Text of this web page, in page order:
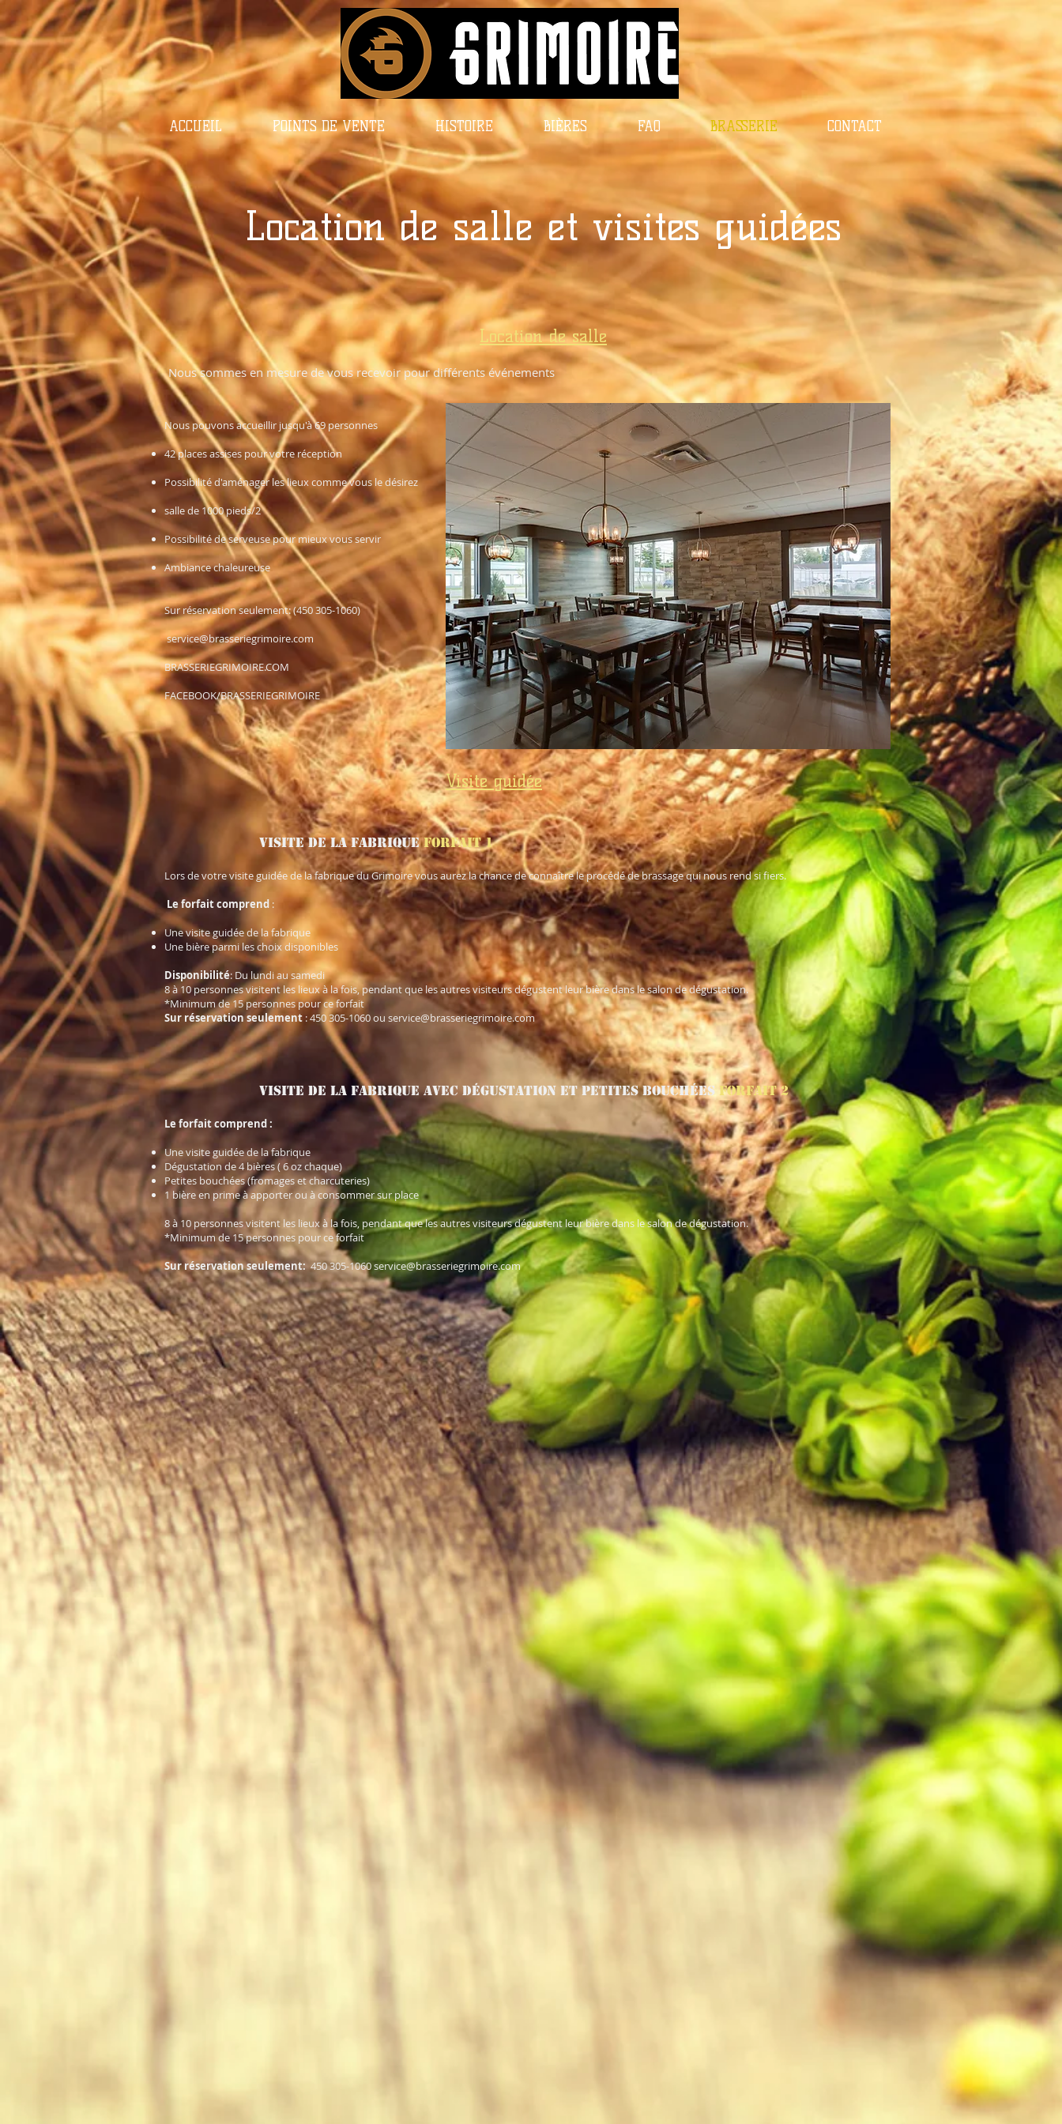
ACCUEIL POINTS DE VENTE HISTOIRE BIÈRES FAQ BRASSERIE CONTACT
Location de salle et visites guidées
Location de salle
Nous sommes en mesure de vous recevoir pour différents événements
Nous pouvons accueillir jusqu'à 69 personnes
42 places assises pour votre réception
Possibilité d'aménager les lieux comme vous le désirez
salle de 1000 pieds/2
Possibilité de serveuse pour mieux vous servir
Ambiance chaleureuse
Sur réservation seulement: (450 305-1060)
service@brasseriegrimoire.com
BRASSERIEGRIMOIRE.COM
FACEBOOK/BRASSERIEGRIMOIRE
Visite de la fabriqueForfait 1
Lors de votre visite guidée de la fabrique du Grimoire vous aurez la chance de connaître le procédé de brassage qui nous rend si fiers.
Le forfait comprend :
Une visite guidée de la fabrique
Une bière parmi les choix disponibles
Disponibilité: Du lundi au samedi
8 à 10 personnes visitent les lieux à la fois, pendant que les autres visiteurs dégustent leur bière dans le salon de dégustation.
*Minimum de 15 personnes pour ce forfait
Sur réservation seulement: 450 305-1060 ou service@brasseriegrimoire.com
Visite de la fabrique avec dégustation et petites bouchées Forfait 2
Le forfait comprend :
Une visite guidée de la fabrique
Dégustation de 4 bières ( 6 oz chaque)
Petites bouchées (fromages et charcuteries)
1 bière en prime à apporter ou à consommer sur place
8 à 10 personnes visitent les lieux à la fois, pendant que les autres visiteurs dégustent leur bière dans le salon de dégustation.
*Minimum de 15 personnes pour ce forfait
Sur réservation seulement: 450 305-1060service@brasseriegrimoire.com
Visite guidée